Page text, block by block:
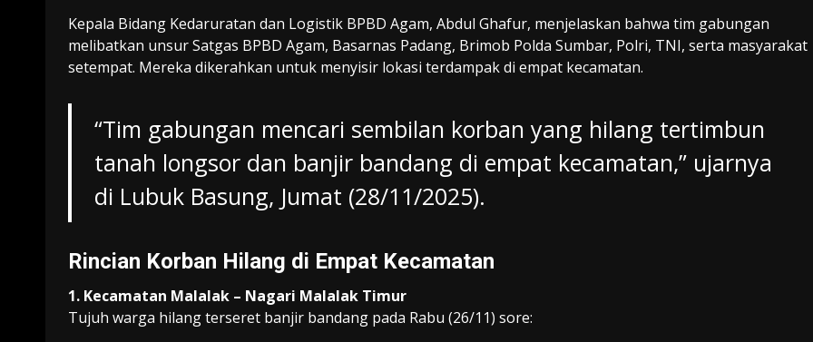
Kepala Bidang Kedaruratan dan Logistik BPBD Agam, Abdul Ghafur, menjelaskan bahwa tim gabungan
melibatkan unsur Satgas BPBD Agam, Basarnas Padang, Brimob Polda Sumbar, Polri, TNI, serta masyarakat
setempat. Mereka dikerahkan untuk menyisir lokasi terdampak di empat kecamatan.
“Tim gabungan mencari sembilan korban yang hilang tertimbun
tanah longsor dan banjir bandang di empat kecamatan,” ujarnya
di Lubuk Basung, Jumat (28/11/2025).
Rincian Korban Hilang di Empat Kecamatan
1. Kecamatan Malalak – Nagari Malalak Timur
Tujuh warga hilang terseret banjir bandang pada Rabu (26/11) sore: